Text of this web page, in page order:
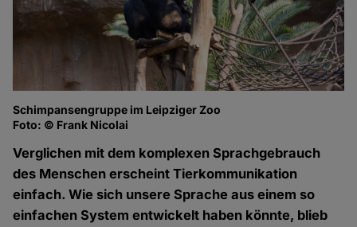
Schimpansengruppe im Leipziger Zoo
Foto: © Frank Nicolai
Verglichen mit dem komplexen Sprachgebrauch
des Menschen erscheint Tierkommunikation
einfach. Wie sich unsere Sprache aus einem so
einfachen System entwickelt haben könnte, blieb